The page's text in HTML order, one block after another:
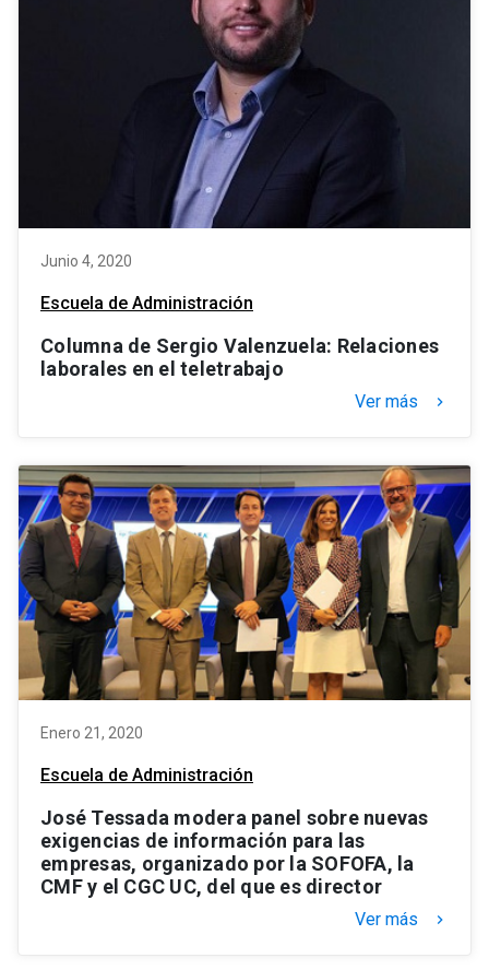
Junio 4, 2020
Escuela de Administración
Columna de Sergio Valenzuela: Relaciones
laborales en el teletrabajo
Ver más keyboard_arrow_right
Enero 21, 2020
Escuela de Administración
José Tessada modera panel sobre nuevas
exigencias de información para las
empresas, organizado por la SOFOFA, la
CMF y el CGC UC, del que es director
Ver más keyboard_arrow_right